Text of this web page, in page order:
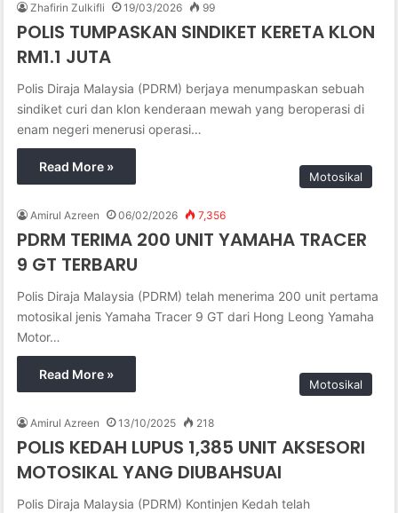
Zhafirin Zulkifli 19/03/2026 99
POLIS TUMPASKAN SINDIKET KERETA KLON
RM1.1 JUTA
Polis Diraja Malaysia (PDRM) berjaya menumpaskan sebuah
sindiket curi dan klon kenderaan mewah yang beroperasi di
enam negeri menerusi operasi…
Read More »
Motosikal
Amirul Azreen 06/02/2026 7,356
PDRM TERIMA 200 UNIT YAMAHA TRACER
9 GT TERBARU
Polis Diraja Malaysia (PDRM) telah menerima 200 unit pertama
motosikal jenis Yamaha Tracer 9 GT dari Hong Leong Yamaha
Motor…
Read More »
Motosikal
Amirul Azreen 13/10/2025 218
POLIS KEDAH LUPUS 1,385 UNIT AKSESORI
MOTOSIKAL YANG DIUBAHSUAI
Polis Diraja Malaysia (PDRM) Kontinjen Kedah telah